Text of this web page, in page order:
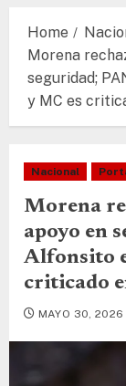
Home
Morena
seguridad;
y MC es
Nacional
Morena
apoyo en
Alfonsito
criticado
MAYO 30, 2026